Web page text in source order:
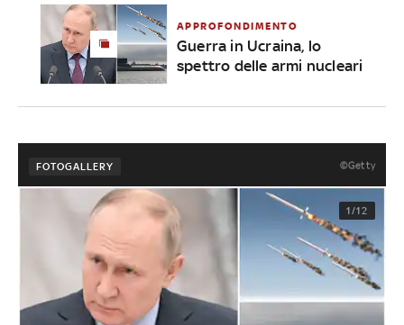
APPROFONDIMENTO
Guerra in Ucraina, lo
spettro delle armi nucleari
FOTOGALLERY ©Getty
1/12